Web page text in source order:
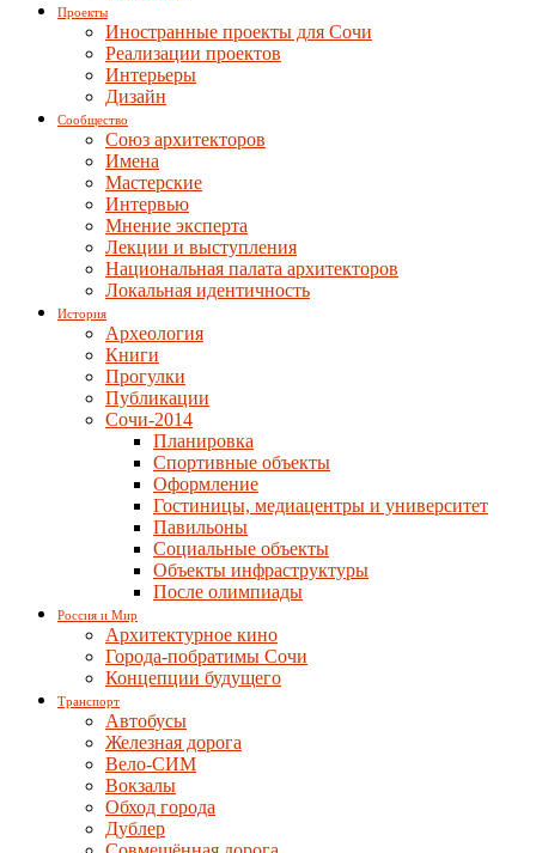
Проекты
Иностранные проекты для Сочи
Реализации проектов
Интерьеры
Дизайн
Сообщество
Союз архитекторов
Имена
Мастерские
Интервью
Мнение эксперта
Лекции и выступления
Национальная палата архитекторов
Локальная идентичность
История
Археология
Книги
Прогулки
Публикации
Сочи-2014
Планировка
Спортивные объекты
Оформление
Гостиницы, медиацентры и университет
Павильоны
Социальные объекты
Объекты инфраструктуры
После олимпиады
Россия и Мир
Архитектурное кино
Города-побратимы Сочи
Концепции будущего
Транспорт
Автобусы
Железная дорога
Вело-СИМ
Вокзалы
Обход города
Дублер